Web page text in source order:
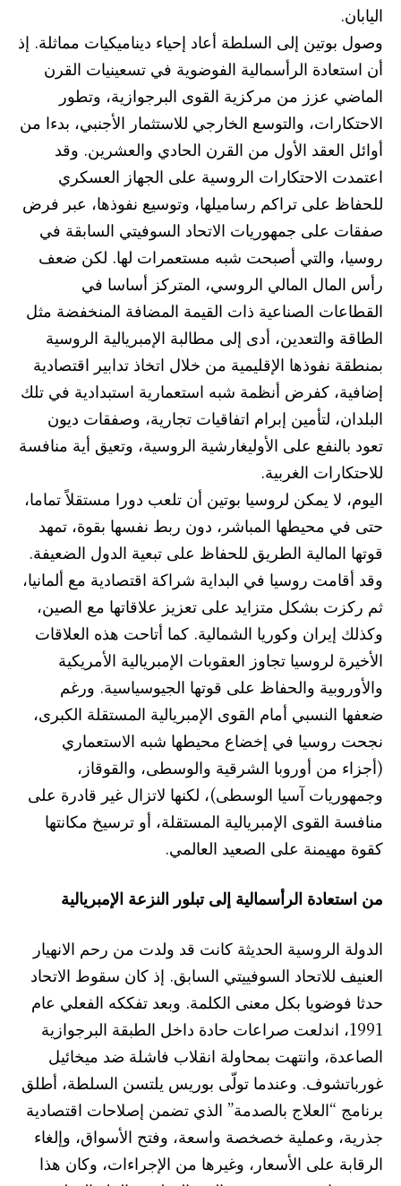
اليابان.
وصول بوتين إلى السلطة أعاد إحياء ديناميكيات مماثلة. إذ
أن استعادة الرأسمالية الفوضوية في تسعينيات القرن
الماضي عزز من مركزية القوى البرجوازية، وتطور
الاحتكارات، والتوسع الخارجي للاستثمار الأجنبي، بدءا من
أوائل العقد الأول من القرن الحادي والعشرين. وقد
اعتمدت الاحتكارات الروسية على الجهاز العسكري
للحفاظ على تراكم رساميلها، وتوسيع نفوذها، عبر فرض
صفقات على جمهوريات الاتحاد السوفيتي السابقة في
روسيا، والتي أصبحت شبه مستعمرات لها. لكن ضعف
رأس المال المالي الروسي، المتركز أساسا في
القطاعات الصناعية ذات القيمة المضافة المنخفضة مثل
الطاقة والتعدين، أدى إلى مطالبة الإمبريالية الروسية
بمنطقة نفوذها الإقليمية من خلال اتخاذ تدابير اقتصادية
إضافية، كفرض أنظمة شبه استعمارية استبدادية في تلك
البلدان، لتأمين إبرام اتفاقيات تجارية، وصفقات ديون
تعود بالنفع على الأوليغارشية الروسية، وتعيق أية منافسة
للاحتكارات الغربية.
اليوم، لا يمكن لروسيا بوتين أن تلعب دورا مستقلاً تماما،
حتى في محيطها المباشر، دون ربط نفسها بقوة، تمهد
قوتها المالية الطريق للحفاظ على تبعية الدول الضعيفة.
وقد أقامت روسيا في البداية شراكة اقتصادية مع ألمانيا،
ثم ركزت بشكل متزايد على تعزيز علاقاتها مع الصين،
وكذلك إيران وكوريا الشمالية. كما أتاحت هذه العلاقات
الأخيرة لروسيا تجاوز العقوبات الإمبريالية الأمريكية
والأوروبية والحفاظ على قوتها الجيوسياسية. ورغم
ضعفها النسبي أمام القوى الإمبريالية المستقلة الكبرى،
نجحت روسيا في إخضاع محيطها شبه الاستعماري
(أجزاء من أوروبا الشرقية والوسطى، والقوقاز،
وجمهوريات آسيا الوسطى)، لكنها لاتزال غير قادرة على
منافسة القوى الإمبريالية المستقلة، أو ترسيخ مكانتها
كقوة مهيمنة على الصعيد العالمي.
من استعادة الرأسمالية إلى تبلور النزعة الإمبريالية
الدولة الروسية الحديثة كانت قد ولدت من رحم الانهيار
العنيف للاتحاد السوفييتي السابق. إذ كان سقوط الاتحاد
حدثا فوضويا بكل معنى الكلمة. وبعد تفككه الفعلي عام
1991، اندلعت صراعات حادة داخل الطبقة البرجوازية
الصاعدة، وانتهت بمحاولة انقلاب فاشلة ضد ميخائيل
غورباتشوف. وعندما تولّى بوريس يلتسن السلطة، أطلق
برنامج “العلاج بالصدمة” الذي تضمن إصلاحات اقتصادية
جذرية، وعملية خصخصة واسعة، وفتح الأسواق، وإلغاء
الرقابة على الأسعار، وغيرها من الإجراءات، وكان هذا